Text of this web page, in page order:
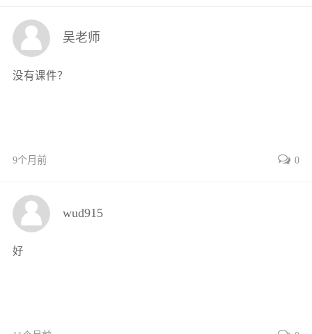
八、卸料与出件零件的结构与设计89
九、模架的结构95
任务实施101
任务描述117
一、弯曲变形分析118
二、弯曲变形时的应力、应变状态
三、弯曲件的质量分析121
吴老师
没有课件？
9个月前 0
wud915
好